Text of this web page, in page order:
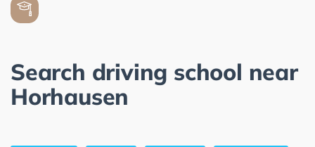
Search driving school near
Horhausen